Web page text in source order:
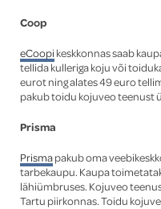
Coop
eCoopi keskkonnas saab
tellida kulleriga koju või
eurot ning alates 49 euro
pakub toidu kojuveo teenust
Prisma
Prismapakub oma
tarbekaupu. Kaupa
lähiümbruses. Kojuveo
Tartu piirkonnas. Toidu